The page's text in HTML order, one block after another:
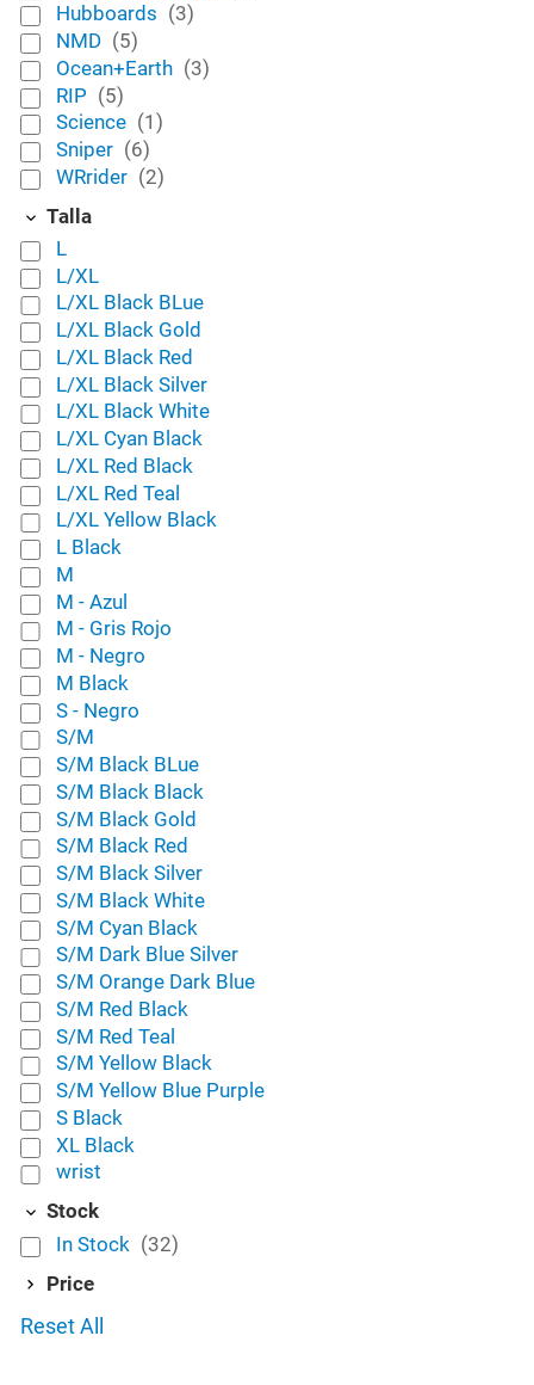
Hubboards (3)
NMD (5)
Ocean+Earth (3)
RIP (5)
Science (1)
Sniper (6)
WRrider (2)
Talla
L
L/XL
L/XL Black BLue
L/XL Black Gold
L/XL Black Red
L/XL Black Silver
L/XL Black White
L/XL Cyan Black
L/XL Red Black
L/XL Red Teal
L/XL Yellow Black
L Black
M
M - Azul
M - Gris Rojo
M - Negro
M Black
S - Negro
S/M
S/M Black BLue
S/M Black Black
S/M Black Gold
S/M Black Red
S/M Black Silver
S/M Black White
S/M Cyan Black
S/M Dark Blue Silver
S/M Orange Dark Blue
S/M Red Black
S/M Red Teal
S/M Yellow Black
S/M Yellow Blue Purple
S Black
XL Black
wrist
Stock
In Stock (32)
Price
Reset All